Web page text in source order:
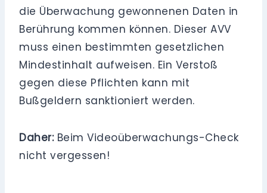
die Überwachung gewonnenen Daten in
Berührung kommen können. Dieser AVV
muss einen bestimmten gesetzlichen
Mindestinhalt aufweisen. Ein Verstoß
gegen diese Pflichten kann mit
Bußgeldern sanktioniert werden.
Daher:Beim Videoüberwachungs-Check
nicht vergessen!